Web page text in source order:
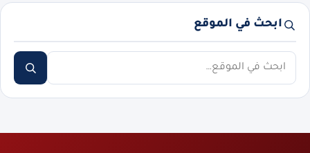
ابحث في الموقع
ابحث